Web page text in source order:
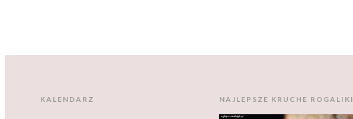
KALENDARZ NAJLEPSZE KRUCHE ROGALIKI